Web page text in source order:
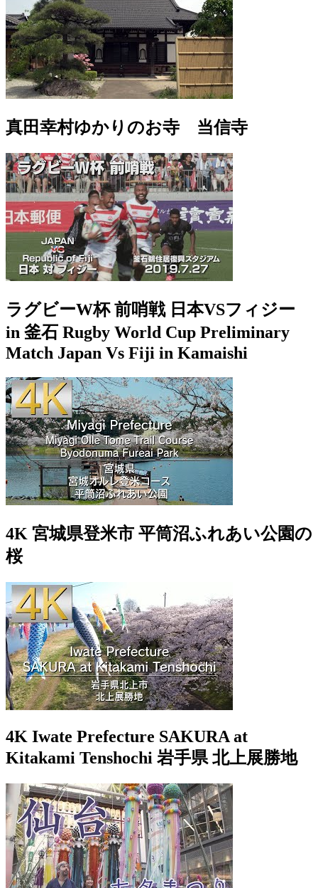
真田幸村ゆかりのお寺 当信寺
ラグビーW杯 前哨戦 日本VSフィジー
in 釜石 Rugby World Cup Preliminary
Match Japan Vs Fiji in Kamaishi
4K 宮城県登米市 平筒沼ふれあい公園の
桜
4K Iwate Prefecture SAKURA at
Kitakami Tenshochi 岩手県 北上展勝地